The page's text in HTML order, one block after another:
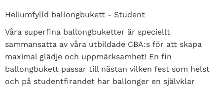
Heliumfylld ballongbukett - Student
Våra superfina ballongbuketter är speciellt
sammansatta av våra utbildade CBA:s för att skapa
maximal glädje och uppmärksamhet! En fin
ballongbukett passar till nästan vilken fest som helst
och på studentfirandet har ballonger en självklar